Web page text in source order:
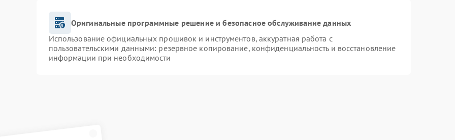
Оригинальные программные решение и безопасное обслуживание данных
Использование официальных прошивок и инструментов, аккуратная работа с
пользовательскими данными: резервное копирование, конфиденциальность и восстановление
информации при необходимости